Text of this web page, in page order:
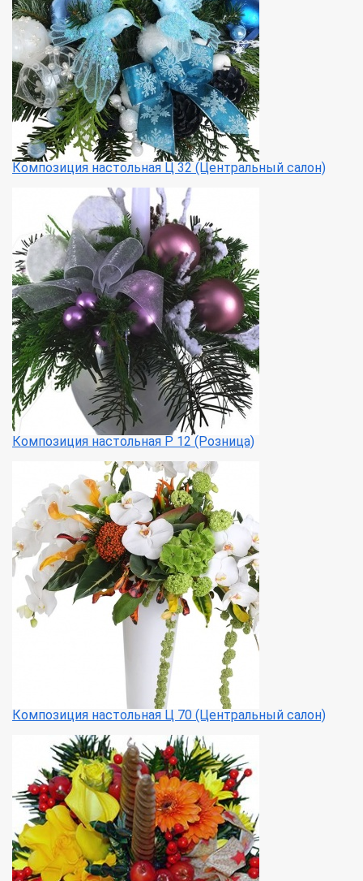
Композиция настольная Ц 32 (Центральный салон)
Композиция настольная Р 12 (Розница)
Композиция настольная Ц 70 (Центральный салон)